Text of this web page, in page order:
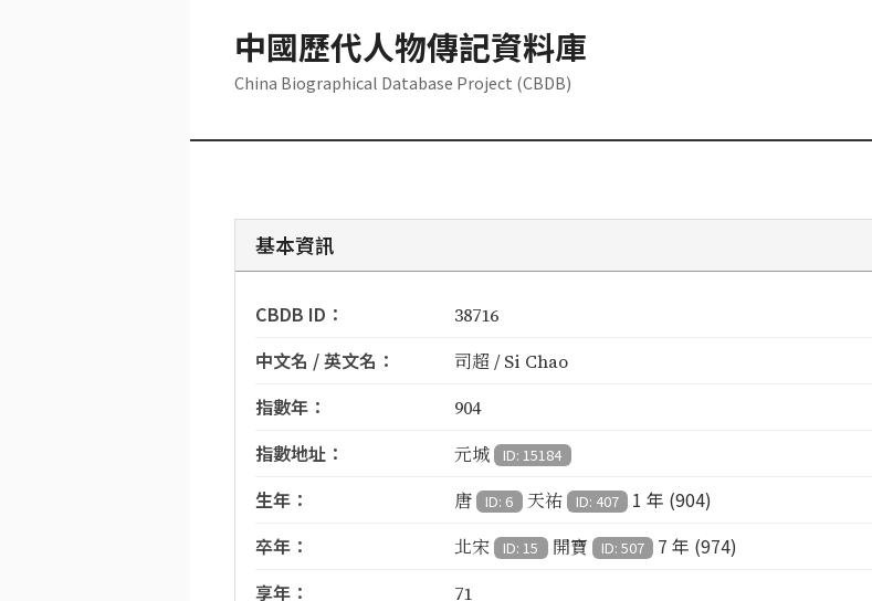
中國歷代人物傳記資料庫
China Biographical Database Project (CBDB)
基本資訊
CBDB ID： 38716
中文名 / 英文名： 司超 / Si Chao
指數年： 904
指數地址： 元城 ID: 15184
生年： 唐 ID: 6 天祐 ID: 407
1 年 (904)
卒年：
北宋 ID: 15 開寶 ID: 507
7 年 (974)
享年：
71